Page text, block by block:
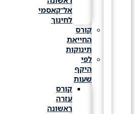
אל־קאסמי
לחינוך
קורס
החייאת
תינוקות
לפי
היקף
שעות
קורס
עזרה
ראשונה